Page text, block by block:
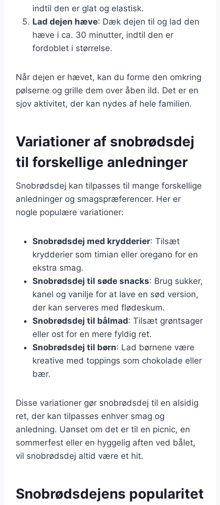
indtil den er glat og elastisk.
Lad dejen hæve: Dæk dejen til og lad den
hæve i ca. 30 minutter, indtil den er
fordoblet i størrelse.
Når dejen er hævet, kan du forme den omkring
pølserne og grille dem over åben ild. Det er en
sjov aktivitet, der kan nydes af hele familien.
Variationer af snobrødsdej
til forskellige anledninger
Snobrødsdej kan tilpasses til mange forskellige
anledninger og smagspræferencer. Her er
nogle populære variationer:
Snobrødsdej med krydderier: Tilsæt
krydderier som timian eller oregano for en
ekstra smag.
Snobrødsdej til søde snacks: Brug sukker,
kanel og vanilje for at lave en sød version,
der kan serveres med flødeskum.
Snobrødsdej til bålmad: Tilsæt grøntsager
eller ost for en mere fyldig ret.
Snobrødsdej til børn: Lad børnene være
kreative med toppings som chokolade eller
bær.
Disse variationer gør snobrødsdej til en alsidig
ret, der kan tilpasses enhver smag og
anledning. Uanset om det er til en picnic, en
sommerfest eller en hyggelig aften ved bålet,
vil snobrødsdej altid være et hit.
Snobrødsdejens popularitet